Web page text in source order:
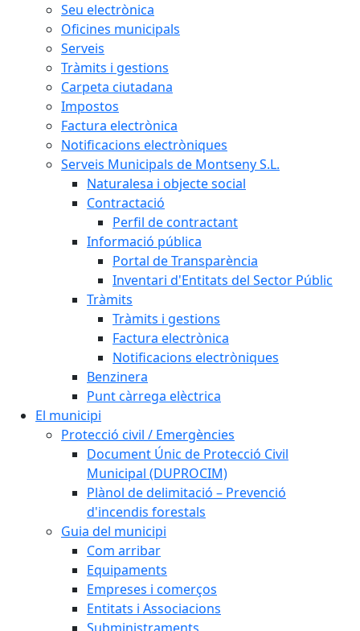
Seu electrònica
Oficines municipals
Serveis
Tràmits i gestions
Carpeta ciutadana
Impostos
Factura electrònica
Notificacions electròniques
Serveis Municipals de Montseny S.L.
Naturalesa i objecte social
Contractació
Perfil de contractant
Informació pública
Portal de Transparència
Inventari d'Entitats del Sector Públic
Tràmits
Tràmits i gestions
Factura electrònica
Notificacions electròniques
Benzinera
Punt càrrega elèctrica
El municipi
Protecció civil / Emergències
Document Únic de Protecció Civil
Municipal (DUPROCIM)
Plànol de delimitació – Prevenció
d'incendis forestals
Guia del municipi
Com arribar
Equipaments
Empreses i comerços
Entitats i Associacions